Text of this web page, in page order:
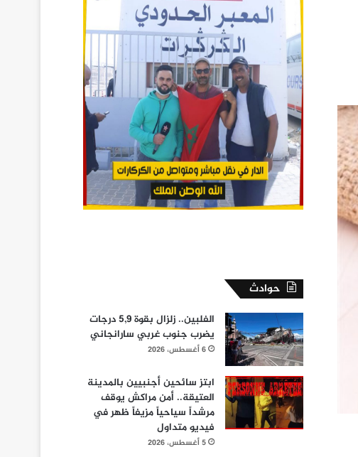
حوادث
الفلبين.. زلزال بقوة 5,9 درجات
يضرب جنوب غربي سارانجاني
6 أغسطس، 2026
ابتز سائحين أجنبيين بالمدينة
العتيقة.. أمن مراكش يوقف
مرشداً سياحياً مزيفاً ظهر في
فيديو متداول
5 أغسطس، 2026